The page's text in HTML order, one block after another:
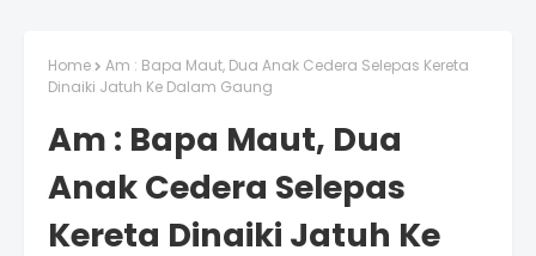
Home
Am : Bapa Maut, Dua Anak Cedera Selepas Kereta
Dinaiki Jatuh Ke Dalam Gaung
Am : Bapa Maut, Dua
Anak Cedera Selepas
Kereta Dinaiki Jatuh Ke